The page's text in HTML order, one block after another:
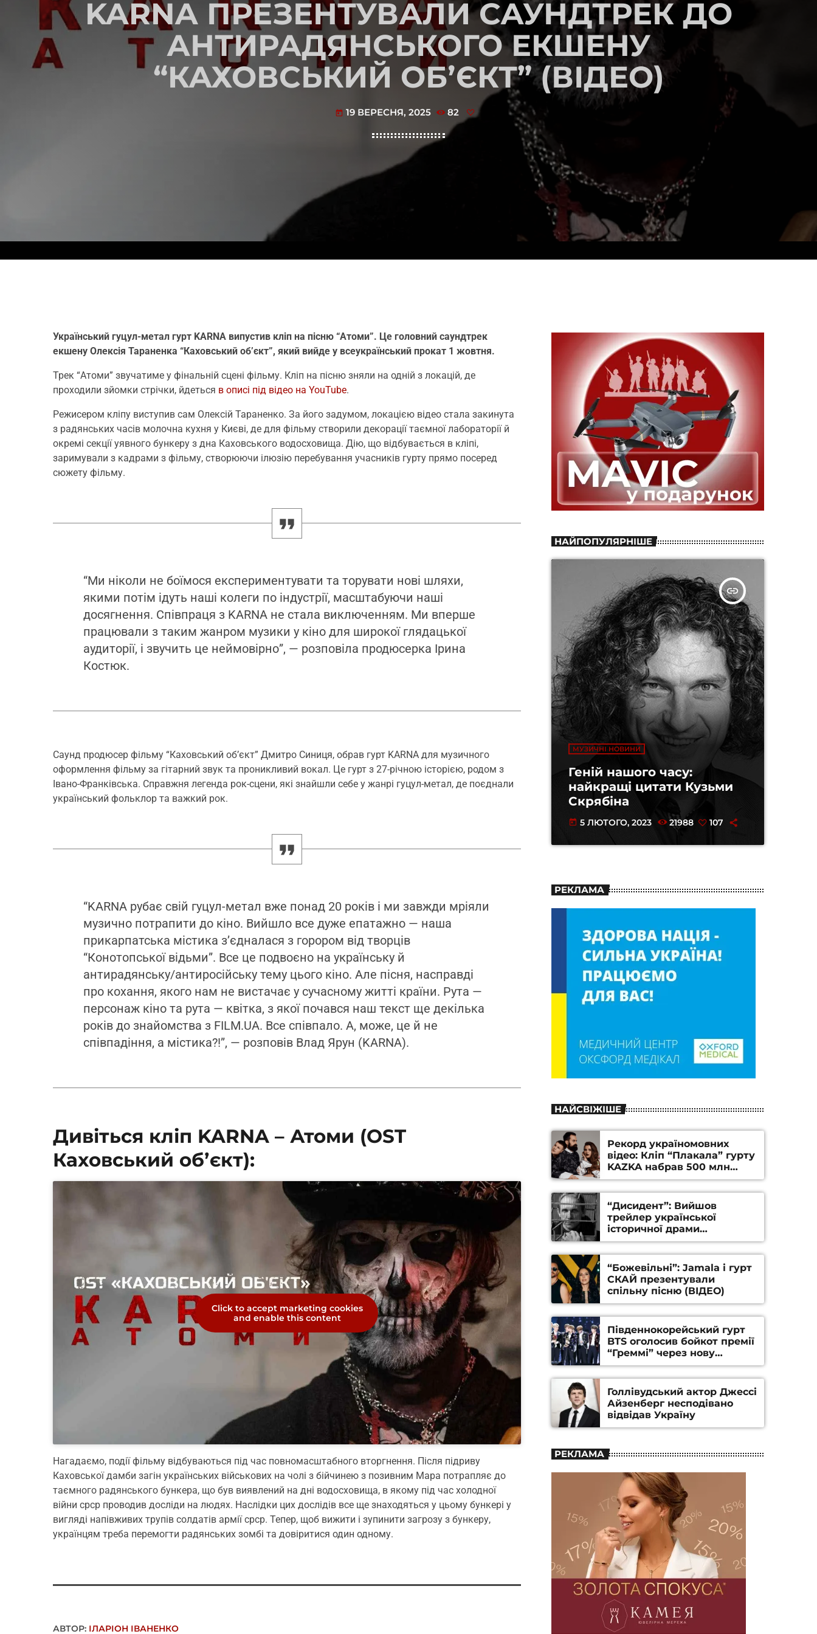
KARNA ПРЕЗЕНТУВАЛИ САУНДТРЕК ДО
АНТИРАДЯНСЬКОГО ЕКШЕНУ
“КАХОВСЬКИЙ ОБʼЄКТ” (ВІДЕО)
today 19 ВЕРЕСНЯ, 2025 82
Український гуцул-метал гурт KARNA випустив кліп на пісню “Атоми”. Це головний саундтрек
екшену Олексія Тараненка “Каховський об’єкт”, який вийде у всеукраїнський прокат 1 жовтня.
Трек “Атоми” звучатиме у фінальній сцені фільму. Кліп на пісню зняли на одній з локацій, де
проходили зйомки стрічки, йдеться в описі під відео на YouTube.
Режисером кліпу виступив сам Олексій Тараненко. За його задумом, локацією відео стала закинута
з радянських часів молочна кухня у Києві, де для фільму створили декорації таємної лабораторії й
окремі секції уявного бункеру з дна Каховського водосховища. Дію, що відбувається в кліпі,
заримували з кадрами з фільму, створюючи ілюзію перебування учасників гурту прямо посеред
сюжету фільму.
“Ми ніколи не боїмося експериментувати та торувати нові шляхи,
якими потім ідуть наші колеги по індустрії, масштабуючи наші
досягнення. Співпраця з KARNA не стала виключенням. Ми вперше
працювали з таким жанром музики у кіно для широкої глядацької
аудиторії, і звучить це неймовірно”, — розповіла продюсерка Ірина
Костюк.
Саунд продюсер фільму “Каховський об’єкт” Дмитро Синиця, обрав гурт KARNA для музичного
оформлення фільму за гітарний звук та проникливий вокал. Це гурт з 27-річною історією, родом з
Івано-Франківська. Справжня легенда рок-сцени, які знайшли себе у жанрі гуцул-метал, де поєднали
український фольклор та важкий рок.
“KARNA рубає свій гуцул-метал вже понад 20 років і ми завжди мріяли
музично потрапити до кіно. Вийшло все дуже епатажно — наша
прикарпатська містика зʼєдналася з горором від творців
“Конотопської відьми”. Все це подвоєно на українську й
антирадянську/антиросійську тему цього кіно. Але пісня, насправді
про кохання, якого нам не вистачає у сучасному житті країни. Рута —
персонаж кіно та рута — квітка, з якої почався наш текст ще декілька
років до знайомства з FILM.UA. Все співпало. А, може, це й не
співпадіння, а містика?!”, — розповів Влад Ярун (KARNA).
Дивіться кліп KARNA – Атоми (OST
Каховський обʼєкт):
Click to accept marketing cookies
and enable this content
Нагадаємо, події фільму відбуваються під час повномасштабного вторгнення. Після підриву
Каховської дамби загін українських військових на чолі з бійчинею з позивним Мара потрапляє до
таємного радянського бункера, що був виявлений на дні водосховища, в якому під час холодної
війни срср проводив досліди на людях. Наслідки цих дослідів все ще знаходяться у цьому бункері у
вигляді напівживих трупів солдатів армії срср. Тепер, щоб вижити і зупинити загрозу з бункеру,
українцям треба перемогти радянських зомбі та довіритися один одному.
АВТОР: ІЛАРІОН ІВАНЕНКО
НАЙПОПУЛЯРНІШЕ
insert_link
МУЗИЧНІ НОВИНИ
Геній нашого часу:
найкращі цитати Кузьми
Скрябіна
today 5 ЛЮТОГО, 2023 21988 107
РЕКЛАМА
НАЙСВІЖІШЕ
Рекорд україномовних
відео: Кліп “Плакала” гурту
KAZKA набрав 500 млн
переглядів на YouTube
“Дисидент”: Вийшов
трейлер української
історичної драми
Станіслава Гуренка та
Андрія Алфьорова (ВІДЕО)
“Божевільні”: Jamala і гурт
СКАЙ презентували
спільну пісню (ВІДЕО)
Південнокорейський гурт
BTS оголосив бойкот премії
“Греммі” через нову
номінацію
Голлівудський актор Джессі
Айзенберг несподівано
відвідав Україну
РЕКЛАМА